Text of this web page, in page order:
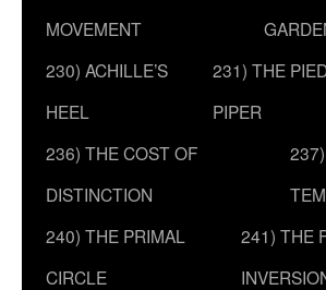
MOVEMENT
230) ACHILLE’S
HEEL
231) THE
PIPER
236) THE COST OF
DISTINCTION
240) THE PRIMAL
CIRCLE
241) THE